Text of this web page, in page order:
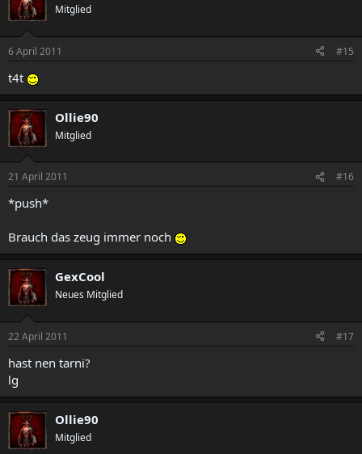
Mitglied
6 April 2011 #15
t4t
Ollie90
Mitglied
21 April 2011 #16
*push*
Brauch das zeug immer noch
GexCool
Neues Mitglied
22 April 2011 #17
hast nen tarni?
lg
Ollie90
Mitglied